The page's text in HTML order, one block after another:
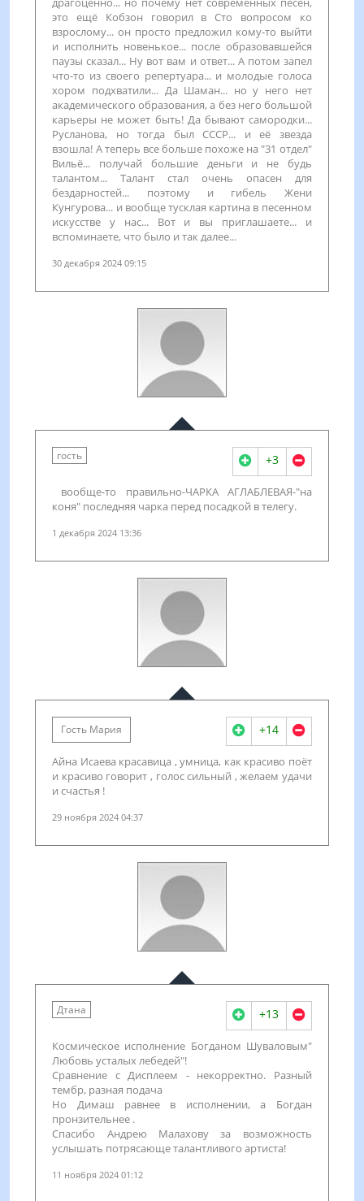
это ещё Кобзон говорил в Сто вопросом ко
взрослому... он просто предложил кому-то выйти
и исполнить новенькое... после образовавшейся
паузы сказал... Ну вот вам и ответ... А потом запел
что-то из своего репертуара... и молодые голоса
хором подхватили... Да Шаман... но у него нет
академического образования, а без него большой
карьеры не может быть! Да бывают самородки...
Русланова, но тогда был СССР... и её звезда
взошла! А теперь все больше похоже на "31 отдел"
Вильё... получай большие деньги и не будь
талантом... Талант стал очень опасен для
бездарностей... поэтому и гибель Жени
Кунгурова... и вообще тусклая картина в песенном
искусстве у нас... Вот и вы приглашаете... и
вспоминаете, что было и так далее...
30 декабря 2024 09:15
гость +3
вообще-то правильно-ЧАРКА АГЛАБЛЕВАЯ-"на
коня" последняя чарка перед посадкой в телегу.
1 декабря 2024 13:36
Гость Мария +14
Айна Исаева красавица , умница, как красиво поёт
и красиво говорит , голос сильный , желаем удачи
и счастья !
29 ноября 2024 04:37
Дтана +13
Космическое исполнение Богданом Шуваловым"
Любовь усталых лебедей"!
Сравнение с Дисплеем - некорректно. Разный
тембр, разная подача
Но Димаш равнее в исполнении, а Богдан
пронзительнее .
Спасибо Андрею Малахову за возможность
услышать потрясающе талантливого артиста!
11 ноября 2024 01:12